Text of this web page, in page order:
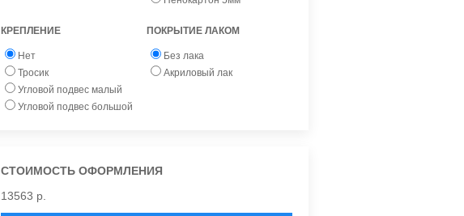
КРЕПЛЕНИЕ
Нет
Тросик
Угловой подвес малый
Угловой подвес большой
ПОКРЫТИЕ ЛАКОМ
Без лака
Акриловый лак
СТОИМОСТЬ ОФОРМЛЕНИЯ
13563 р.